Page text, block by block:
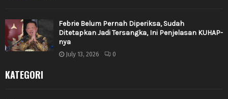
Febrie Belum Pernah Diperiksa, Sudah
Ditetapkan Jadi Tersangka, Ini Penjelasan KUHAP-
nya
July 13, 2026 0
KATEGORI